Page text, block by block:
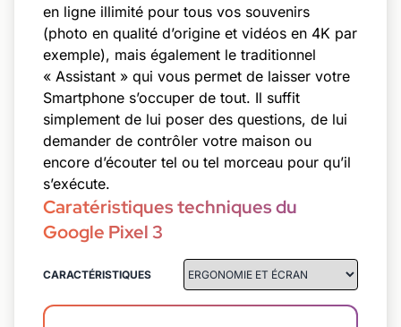
en ligne illimité pour tous vos souvenirs
(photo en qualité d’origine et vidéos en 4K par
exemple), mais également le traditionnel
« Assistant » qui vous permet de laisser votre
Smartphone s’occuper de tout. Il suffit
simplement de lui poser des questions, de lui
demander de contrôler votre maison ou
encore d’écouter tel ou tel morceau pour qu’il
s’exécute.
Caratéristiques techniques du
Google Pixel 3
CARACTÉRISTIQUES